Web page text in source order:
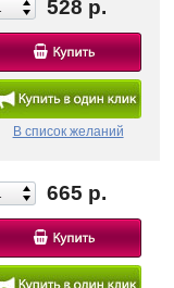
плиткой и
в случае прямого
528 р.
В список желаний
665 р.